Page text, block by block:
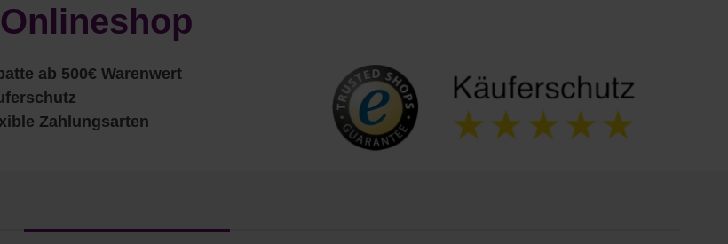
ab 500€ Warenwert
Zahlungsarten